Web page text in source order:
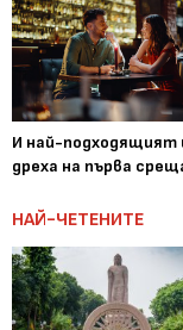
И най-подходящият
дреха на първа
НАЙ-ЧЕТЕНИТЕ